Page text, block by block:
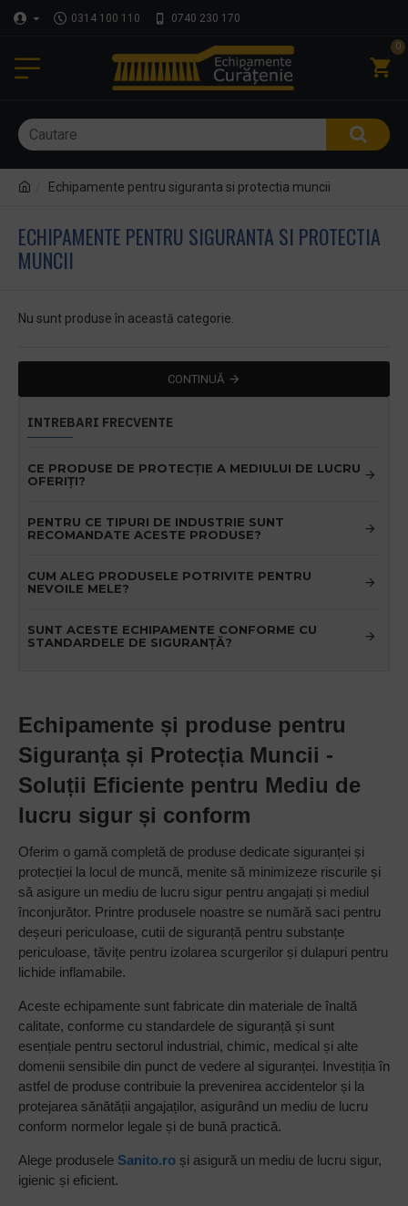
0314 100 110 0740 230 170
0
Echipamente pentru siguranta si protectia muncii
ECHIPAMENTE PENTRU SIGURANTA SI PROTECTIA
MUNCII
Nu sunt produse în această categorie.
CONTINUĂ
INTREBARI FRECVENTE
CE PRODUSE DE PROTECȚIE A MEDIULUI DE LUCRU
OFERIȚI?
PENTRU CE TIPURI DE INDUSTRIE SUNT
RECOMANDATE ACESTE PRODUSE?
CUM ALEG PRODUSELE POTRIVITE PENTRU
NEVOILE MELE?
SUNT ACESTE ECHIPAMENTE CONFORME CU
STANDARDELE DE SIGURANȚĂ?
Echipamente și produse pentru
Siguranța și Protecția Muncii -
Soluții Eficiente pentru Mediu de
lucru sigur și conform
Oferim o gamă completă de produse dedicate siguranței și
protecției la locul de muncă, menite să minimizeze riscurile și
să asigure un mediu de lucru sigur pentru angajați și mediul
înconjurător. Printre produsele noastre se numără saci pentru
deșeuri periculoase, cutii de siguranță pentru substanțe
periculoase, tăvițe pentru izolarea scurgerilor și dulapuri pentru
lichide inflamabile.
Aceste echipamente sunt fabricate din materiale de înaltă
calitate, conforme cu standardele de siguranță și sunt
esențiale pentru sectorul industrial, chimic, medical și alte
domenii sensibile din punct de vedere al siguranței. Investiția în
astfel de produse contribuie la prevenirea accidentelor și la
protejarea sănătății angajaților, asigurând un mediu de lucru
conform normelor legale și de bună practică.
Alege produsele Sanito.ro și asigură un mediu de lucru sigur,
igienic și eficient.